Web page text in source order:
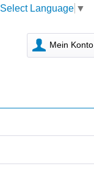
Select Language ▼
Mein Konto